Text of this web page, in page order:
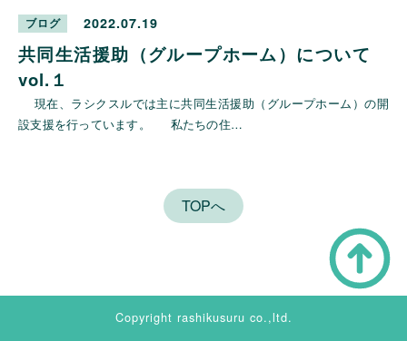
ブログ 2022.07.19
共同生活援助（グループホーム）について
vol.１
現在、ラシクスルでは主に共同生活援助（グループホーム）の開
設支援を行っています。 私たちの住…
TOPへ
Copyright rashikusuru co.,ltd.